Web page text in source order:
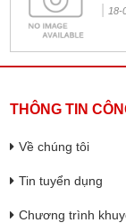
18-
THÔNG TIN
Về chúng tôi
Tin tuyển dụng
Chương trình